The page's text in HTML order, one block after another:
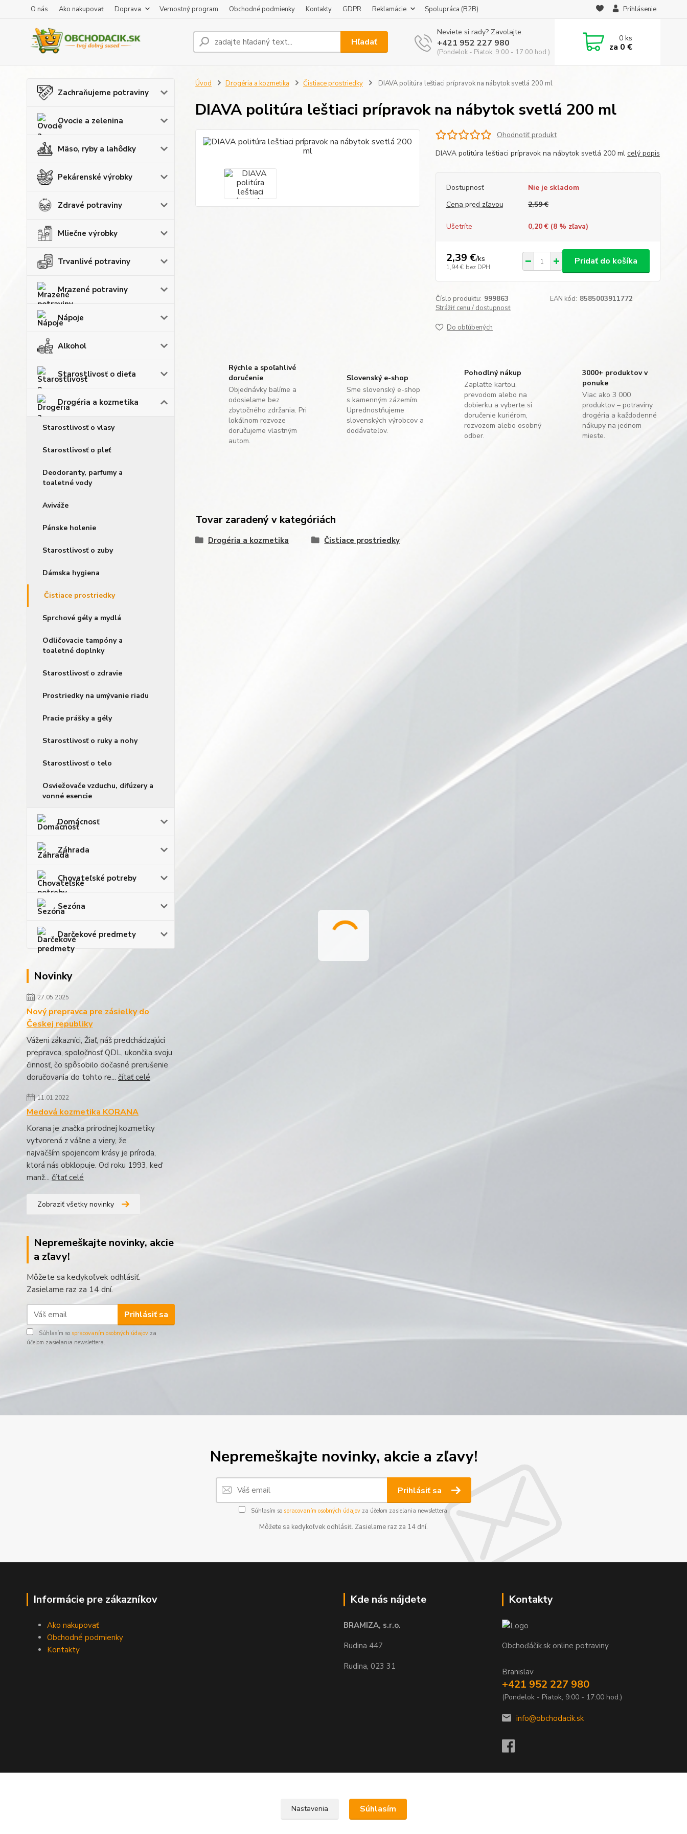
O nás Ako nakupovať Doprava Vernostný program Obchodné podmienky Kontakty GDPR Reklamácie Spolupráca (B2B) Prihlásenie
Hľadať
Neviete si rady? Zavolajte.
+421 952 227 980
(Pondelok - Piatok, 9:00 - 17:00 hod.)
0ks
za 0 €
Zachraňujeme potraviny
Ovocie a zelenina
Mäso, ryby a lahôdky
Pekárenské výrobky
Zdravé potraviny
Mliečne výrobky
Trvanlivé potraviny
Mrazené potraviny
Nápoje
Alkohol
Starostlivosť o dieťa
Drogéria a kozmetika
Starostlivosť o vlasy
Starostlivosť o pleť
Deodoranty, parfumy a
toaletné vody
Aviváže
Pánske holenie
Starostlivosť o zuby
Dámska hygiena
Čistiace prostriedky
Sprchové gély a mydlá
Odličovacie tampóny a
toaletné doplnky
Starostlivosť o zdravie
Prostriedky na umývanie riadu
Pracie prášky a gély
Starostlivosť o ruky a nohy
Starostlivosť o telo
Osviežovače vzduchu, difúzery a
vonné esencie
Domácnosť
Záhrada
Chovateľské potreby
Sezóna
Darčekové predmety
Novinky
27.05.2025
Nový prepravca pre zásielky do
Českej republiky
Vážení zákazníci, Žiaľ, náš predchádzajúci
prepravca, spoločnosť QDL, ukončila svoju
činnosť, čo spôsobilo dočasné prerušenie
doručovania do tohto re... čítať celé
11.01.2022
Medová kozmetika KORANA
Korana je značka prírodnej kozmetiky
vytvorená z vášne a viery, že
najväčším spojencom krásy je príroda,
ktorá nás obklopuje. Od roku 1993, keď
manž... čítať celé
Zobraziť všetky novinky
Nepremeškajte novinky, akcie
a zľavy!
Môžete sa kedykoľvek odhlásiť.
Zasielame raz za 14 dní.
Prihlásiť sa
Súhlasím so spracovaním osobných údajov za
účelom zasielania newslettera.
Úvod Drogéria a kozmetika Čistiace prostriedky DIAVA politúra leštiaci prípravok na nábytok svetlá 200 ml
DIAVA politúra leštiaci prípravok na nábytok svetlá 200 ml
Ohodnotiť produkt
DIAVA politúra leštiaci prípravok na nábytok svetlá 200 ml celý popis
Dostupnosť
Nie je skladom
Cena pred zľavou
2,59 €
Ušetríte 0,20 € (8% zľava)
2,39 €/ks
1,94 € bez DPH
Pridať do košíka
Číslo produktu: 999863 EAN kód: 8585003911772
Strážiť cenu / dostupnosť
Do obľúbených
Rýchle a spoľahlivé
doručenie
Objednávky balíme a
odosielame bez
zbytočného zdržania. Pri
lokálnom rozvoze
doručujeme vlastným
autom.
Slovenský e-shop
Sme slovenský e-shop
s kamenným zázemím.
Uprednostňujeme
slovenských výrobcov a
dodávateľov.
Pohodlný nákup
Zaplaťte kartou,
prevodom alebo na
dobierku a vyberte si
doručenie kuriérom,
rozvozom alebo osobný
odber.
3000+ produktov v
ponuke
Viac ako 3 000
produktov – potraviny,
drogéria a každodenné
nákupy na jednom
mieste.
Tovar zaradený v kategóriách
Drogéria a kozmetika Čistiace prostriedky
Nepremeškajte novinky, akcie a zľavy!
Prihlásiť sa
Súhlasím so spracovaním osobných údajovza účelom zasielania newslettera.
Môžete sa kedykoľvek odhlásiť. Zasielame raz za 14 dní.
Informácie pre zákazníkov
Ako nakupovať
Obchodné podmienky
Kontakty
Kde nás nájdete
BRAMIZA, s.r.o.
Rudina 447
Rudina, 023 31
Kontakty
Obchoďáčik.sk online potraviny
Branislav
+421 952 227 980
(Pondelok - Piatok, 9:00 - 17:00 hod.)
info@obchodacik.sk
Upravit sběr cookies.
Nastavenia Súhlasím